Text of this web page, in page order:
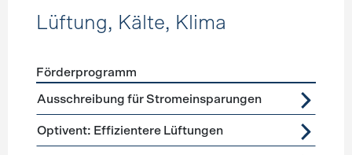
Lüftung, Kälte, Klima
Förderprogramme Lüftung, Kälte, Klima
Förderprogramm
Ausschreibung für Stromeinsparungen
Optivent: Effizientere Lüftungen